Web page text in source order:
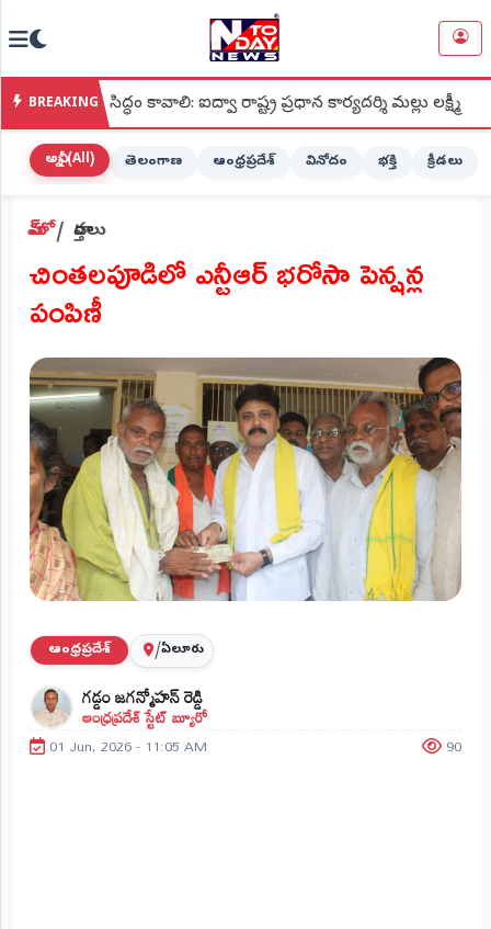
హోమ్
(Home)
STREAMING
లైవ్
టీవీ
(Live
లైవ్
రేడియో
(Live
Radio)
ప్రాంతీయ
వార్తలు
(STATE)
తెలంగాణ
ఆంధ్రప్రదేశ్
ప్రధాన
విభాగాలు
(MAIN)
BREAKING
కావాలి: ఐద్వా రాష్ట్ర ప్రధాన కార్యదర్శి మల్లు లక్ష్మీ ●శ్రీ
అన్నీ (All) తెలంగాణ ఆంధ్రప్రదేశ్ వినోదం భక్తి క్రీడలు
హోమ్ వార్తలు
చింతలపూడిలో ఎన్టీఆర్ భరోసా పెన్షన్ల
పంపిణీ
ఆంధ్రప్రదేశ్ /ఏలూరు
గడ్డం జగన్మోహన్ రెడ్డి
ఆంధ్రప్రదేశ్ స్టేట్ బ్యూరో
01 Jun, 2026 - 11:05 AM 90